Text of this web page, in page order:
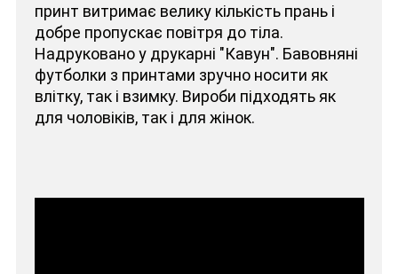
принт витримає велику кількість прань і
добре пропускає повітря до тіла.
Надруковано у друкарні "Кавун". Бавовняні
футболки з принтами зручно носити як
влітку, так і взимку. Вироби підходять як
для чоловіків, так і для жінок.